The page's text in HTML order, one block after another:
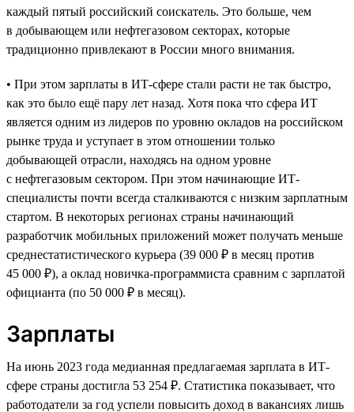
каждый пятый российский соискатель. Это больше, чем
в добывающем или нефтегазовом секторах, которые
традиционно привлекают в России много внимания.
• При этом зарплаты в ИТ-сфере стали расти не так быстро,
как это было ещё пару лет назад. Хотя пока что сфера ИТ
является одним из лидеров по уровню окладов на российском
рынке труда и уступает в этом отношении только
добывающей отрасли, находясь на одном уровне
с нефтегазовым сектором. При этом начинающие ИТ-
специалисты почти всегда сталкиваются с низким зарплатным
стартом. В некоторых регионах страны начинающий
разработчик мобильных приложений может получать меньше
среднестатистического курьера (39 000 ₽ в месяц против
45 000 ₽), а оклад новичка-программиста сравним с зарплатой
официанта (по 50 000 ₽ в месяц).
Зарплаты
На июнь 2023 года медианная предлагаемая зарплата в ИТ-
сфере страны достигла 53 254 ₽. Статистика показывает, что
работодатели за год успели повысить доход в вакансиях лишь